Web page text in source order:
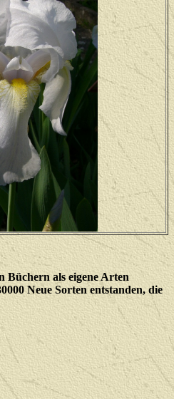
Büchern als eigene Arten
Neue Sorten entstanden, die